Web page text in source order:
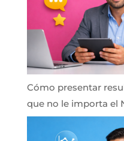
Cómo presentar
que no le importa el